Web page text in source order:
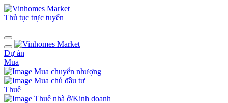
Thủ tục trực tuyến
Dự án
Mua
Mua chuyển nhượng
Mua chủ đầu tư
Thuê
Thuê nhà ở/Kinh doanh